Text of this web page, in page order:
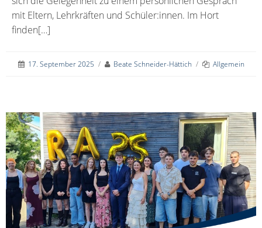
mit Eltern, Lehrkräften und Schüler:innen. Im Hort
finden[…]
17. September 2025 / Beate Schneider-Hättich / Allgemein